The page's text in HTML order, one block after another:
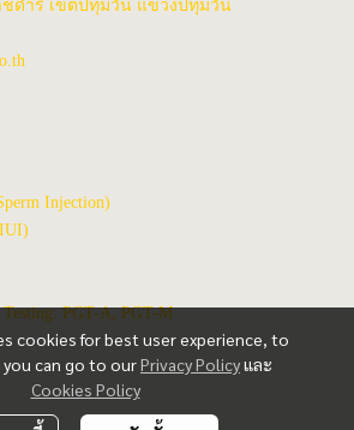
cookies for best user experience, to
can go to ourPrivacy Policyและ
Cookies Policy
ดำริ เขตปทุมวัน แขวงปทุมวัน
Injection)
PGT-A, PGT-M